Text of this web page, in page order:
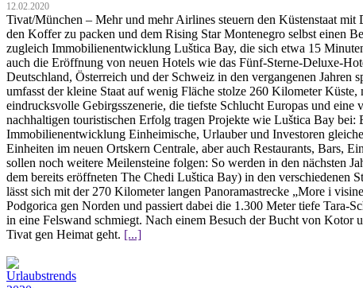
12.02.2020
Tivat/München – Mehr und mehr Airlines steuern den Küstenstaat
den Koffer zu packen und dem Rising Star Montenegro selbst einen
zugleich Immobilienentwicklung Luštica Bay, die sich etwa 15
auch die Eröffnung von neuen Hotels wie das Fünf-Sterne-Deluxe-
Deutschland, Österreich und der Schweiz in den vergangenen
umfasst der kleine Staat auf wenig Fläche stolze 260 Kilometer
eindrucksvolle Gebirgsszenerie, die tiefste Schlucht Europas und
nachhaltigen touristischen Erfolg tragen Projekte wie Luštica Bay
Immobilienentwicklung Einheimische, Urlauber und Investoren
Einheiten im neuen Ortskern Centrale, aber auch Restaurants, Bars,
sollen noch weitere Meilensteine folgen: So werden in den nächsten
dem bereits eröffneten The Chedi Luštica Bay) in den verschiedenen
lässt sich mit der 270 Kilometer langen Panoramastrecke „More i
Podgorica gen Norden und passiert dabei die 1.300 Meter tiefe
in eine Felswand schmiegt. Nach einem Besuch der Bucht von Kotor
Tivat gen Heimat geht. [...]